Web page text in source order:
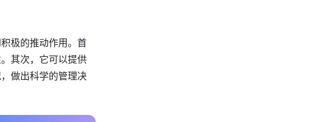
极的推动作用。首
其次，它可以提供
做出科学的管理决